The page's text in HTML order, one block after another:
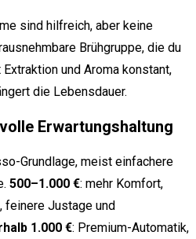
sind hilfreich, aber keine
Brühgruppe, die du
und Aroma konstant,
die Lebensdauer.
Erwartungshaltung
Grundlage, meist einfachere
500–1.000 €: mehr Komfort,
feinere Justage und
1.000 €: Premium-Automatik,